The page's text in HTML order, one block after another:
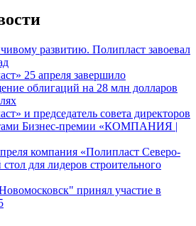
развитию. Полипласт завоевал
25 апреля завершило
облигаций на 28 млн долларов
и председатель совета директоров
Бизнес-премии «КОМПАНИЯ |
компания «Полипласт Северо-
для лидеров строительного
принял участие в